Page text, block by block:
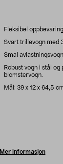
Fleksibel
Svart trillevogn med
Smal
Robust vogn i stål
blomstervogn.
Mål: 39 x 12 x 64,5
Mer informasjon